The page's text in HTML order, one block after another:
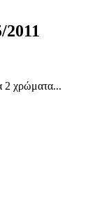
2011
2 χρώματα...